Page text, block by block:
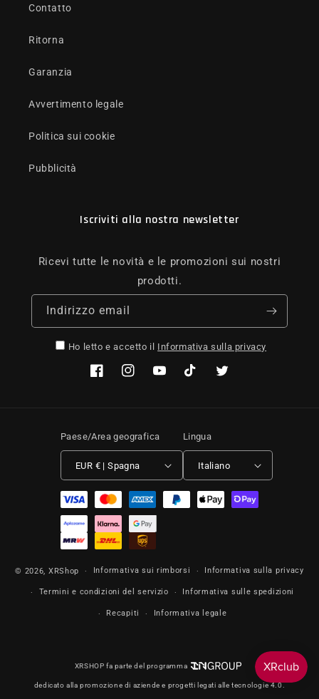
Contatto
Ritorna
Garanzia
Avvertimento legale
Politica sui cookie
Pubblicità
Iscriviti alla nostra newsletter
Ricevi tutte le novità e le promozioni sui nostri
prodotti.
Indirizzo email
Ho letto e accetto il Informativa sulla privacy
FacebookInstagramYouTubeTikTok Twitter
Paese/Area geografica
EUR € | Spagna
Lingua
Italiano
Metodi di pagamento
© 2026, XRShop Informativa sui rimborsi Informativa sulla privacy
Termini e condizioni del servizio Informativa sulle spedizioni
Recapiti Informativa legale
XRSHOP fa parte del programma
dedicato alla promozione di aziende e progetti legati alle tecnologie 4.0.